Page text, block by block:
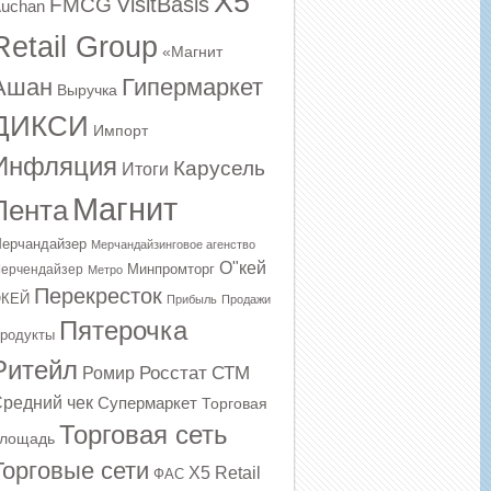
FMCG
Group «Магнит
Выручка Гипермаркет
Импорт
Итоги Карусель
Магнит
Мерчандайзинговое агенство
Метро Минпромторг О"кей
Перекресток Прибыль Продажи
Пятерочка
Ромир Росстат СТМ
чек Супермаркет Торговая
Торговая сеть
сети ФАС Х5 Retail